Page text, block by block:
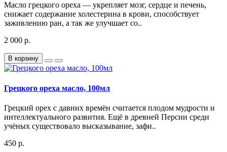
Масло грецкого ореха — укрепляет мозг, сердце и печень,
снижает содержание холестерина в крови, способствует
заживлению ран, а так же улучшает со..
2 000 р.
В корзину
Грецкого ореха масло, 100мл
Грецкий орех с давних времён считается плодом мудрости и
интеллектуального развития. Ещё в древней Персии среди
учёных существовало высказывание, зафи..
450 р.